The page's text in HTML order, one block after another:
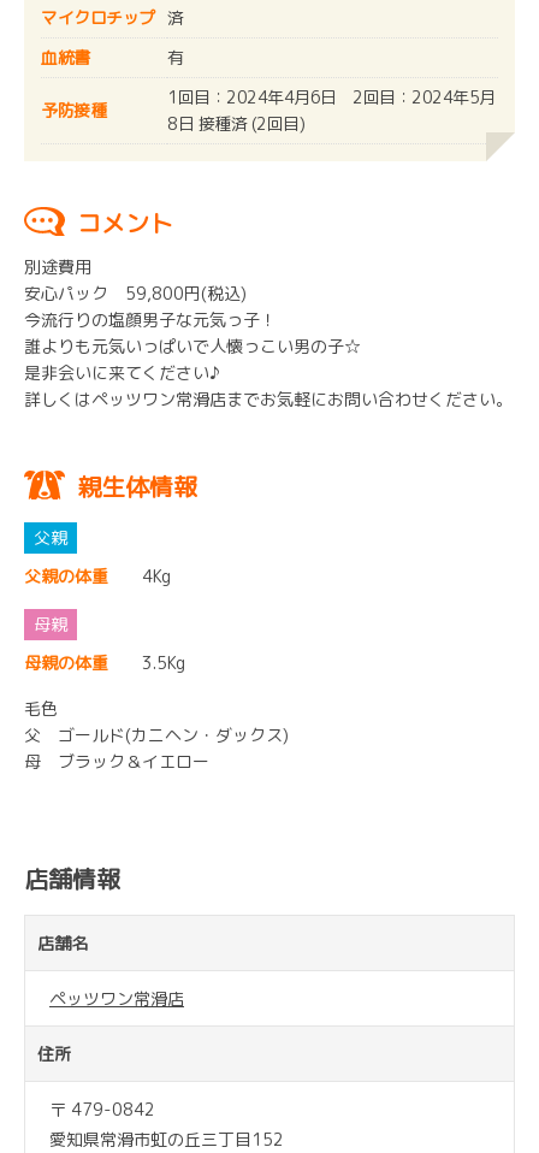
マイクロチップ 済
血統書
有
予防接種
1回目：2024年4月6日 2回目：2024年5月
8日 接種済 (2回目)
コメント
別途費用
安心パック 59,800円(税込)
今流行りの塩顔男子な元気っ子！
誰よりも元気いっぱいで人懐っこい男の子☆
是非会いに来てください♪
詳しくはペッツワン常滑店までお気軽にお問い合わせください。
親生体情報
父親の体重 4Kg
母親の体重
3.5Kg
毛色
父 ゴールド(カニヘン・ダックス)
母 ブラック＆イエロー
店舗情報
店舗名
ペッツワン常滑店
住所
〒 479-0842
愛知県常滑市虹の丘三丁目152